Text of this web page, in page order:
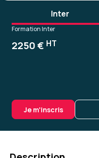
Inter
Formation Inter
2250 € HT
Je m'inscris